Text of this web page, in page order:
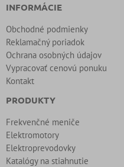
INFORMÁCIE
Obchodné podmienky
Reklamačný poriadok
Ochrana osobných údajov
Vypracovať cenovú ponuku
Kontakt
PRODUKTY
Frekvenčné meniče
Elektromotory
Elektroprevodovky
Katalógy na stiahnutie